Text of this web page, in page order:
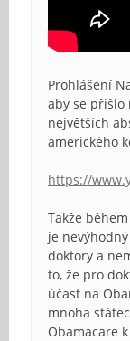
Prohlášení
aby se přišlo
největších
amerického
https://
Takže
je
doktory a
to, že pro
účast na
mnoha
Obamacare